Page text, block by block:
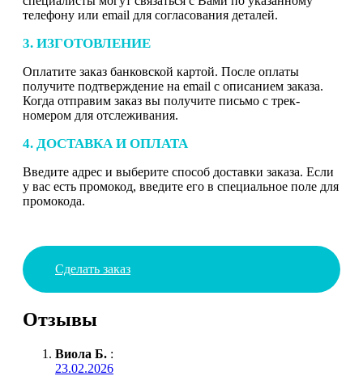
телефону или email для согласования деталей.
3. ИЗГОТОВЛЕНИЕ
Оплатите заказ банковской картой. После оплаты
получите подтверждение на email с описанием заказа.
Когда отправим заказ вы получите письмо с трек-
номером для отслеживания.
4. ДОСТАВКА И ОПЛАТА
Введите адрес и выберите способ доставки заказа. Если
у вас есть промокод, введите его в специальное поле для
промокода.
Сделать заказ
Отзывы
Виола Б. :
23.02.2026